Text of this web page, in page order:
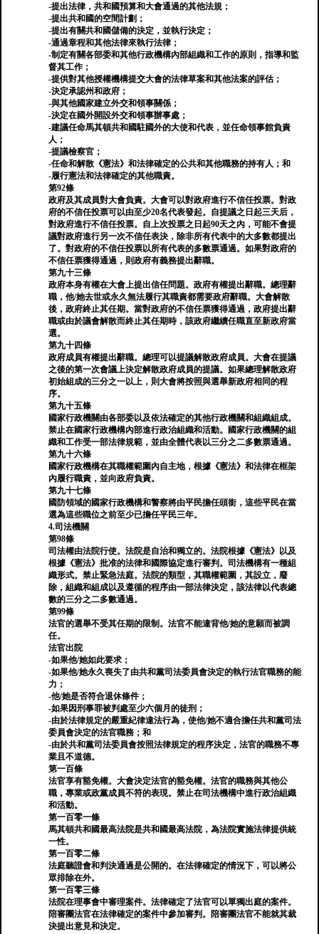
-提出法律，共和國預算和大會通過的其他法規；
-提出共和國的空間計劃；
-提出有關共和國儲備的決定，並執行決定；
-通過章程和其他法律來執行法律；
-制定有關各部委和其他行政機構內部組織和工作的原則，指導和監
督其工作；
-提供對其他授權機構提交大會的法律草案和其他法案的評估；
-決定承認州和政府；
-與其他國家建立外交和領事關係；
-決定在國外開設外交和領事辦事處；
-建議任命馬其頓共和國駐國外的大使和代表，並任命領事館負責
人；
-提議檢察官；
-任命和解散《憲法》和法律確定的公共和其他職務的持有人；和
-履行憲法和法律確定的其他職責。
第92條
政府及其成員對大會負責。大會可以對政府進行不信任投票。對政
府的不信任投票可以由至少20名代表發起。自提議之日起三天后，
對政府進行不信任投票。自上次投票之日起90天之內，可能不會提
議對政府進行另一次不信任表決，除非所有代表中的大多數都提出
了。對政府的不信任投票以所有代表的多數票通過。如果對政府的
不信任票獲得通過，則政府有義務提出辭職。
第九十三條
政府本身有權在大會上提出信任問題。政府有權提出辭職。總理辭
職，他/她去世或永久無法履行其職責都需要政府辭職。大會解散
後，政府終止其任期。當對政府的不信任票獲得通過，政府提出辭
職或由於議會解散而終止其任期時，該政府繼續任職直至新政府當
選。
第九十四條
政府成員有權提出辭職。總理可以提議解散政府成員。大會在提議
之後的第一次會議上決定解散政府成員的提議。如果總理解散政府
初始組成的三分之一以上，則大會將按照與選舉新政府相同的程
序。
第九十五條
國家行政機關由各部委以及依法確定的其他行政機關和組織組成。
禁止在國家行政機構內部進行政治組織和活動。國家行政機關的組
織和工作受一部法律規範，並由全體代表以三分之二多數票通過。
第九十六條
國家行政機構在其職權範圍內自主地，根據《憲法》和法律在框架
內履行職責，並向政府負責。
第九十七條
國防領域的國家行政機構和警察將由平民擔任頭銜，這些平民在當
選為這些職位之前至少已擔任平民三年。
4.司法機關
第98條
司法權由法院行使。法院是自治和獨立的。法院根據《憲法》以及
根據《憲法》批准的法律和國際協定進行審判。司法機構有一種組
織形式。禁止緊急法庭。法院的類型，其職權範圍，其設立，廢
除，組織和組成以及遵循的程序由一部法律決定，該法律以代表總
數的三分之二多數通過。
第99條
法官的選舉不受其任期的限制。法官不能違背他/她的意願而被調
任。
法官出院
-如果他/她如此要求；
-如果他/她永久喪失了由共和黨司法委員會決定的執行法官職務的能
力；
-他/她是否符合退休條件；
-如果因刑事罪被判處至少六個月的徒刑；
-由於法律規定的嚴重紀律違法行為，使他/她不適合擔任共和黨司法
委員會決定的法官職務；和
-由於共和黨司法委員會按照法律規定的程序決定，法官的職務不專
業且不道德。
第一百條
法官享有豁免權。大會決定法官的豁免權。法官的職務與其他公
職，專業或政黨成員不符的表現。禁止在司法機構中進行政治組織
和活動。
第一百零一條
馬其頓共和國最高法院是共和國最高法院，為法院實施法律提供統
一性。
第一百零二條
法庭聽證會和判決通過是公開的。在法律確定的情況下，可以將公
眾排除在外。
第一百零三條
法院在理事會中審理案件。法律確定了法官可以單獨出庭的案件。
陪審團法官在法律確定的案件中參加審判。陪審團法官不能就其裁
決提出意見和決定。